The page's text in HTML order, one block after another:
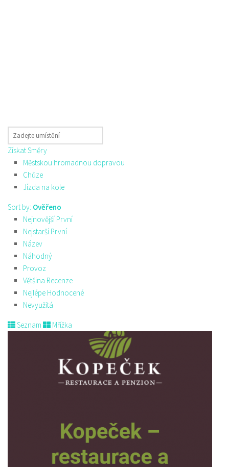
Získat Směry
Městskou hromadnou dopravou
Chůze
Jízda na kole
Sort by: Ověřeno
Nejnovější První
Nejstarší První
Název
Náhodný
Provoz
Většina Recenze
Nejlépe Hodnocené
Nevyužitá
Seznam Mřížka